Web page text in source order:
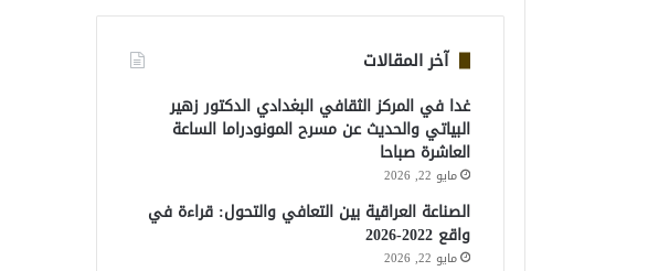
آخر المقالات
غدا في المركز الثقافي البغدادي الدكتور زهير
البياتي والحديث عن مسرح المونودراما الساعة
العاشرة صباحا
مايو 22, 2026
الصناعة العراقية بين التعافي والتحول: قراءة في
واقع 2022-2026
مايو 22, 2026